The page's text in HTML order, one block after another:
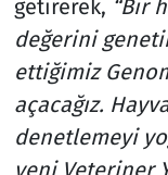
getirerek, “Bir
değerini
ettiğimiz
açacağız.
denetlemeyi